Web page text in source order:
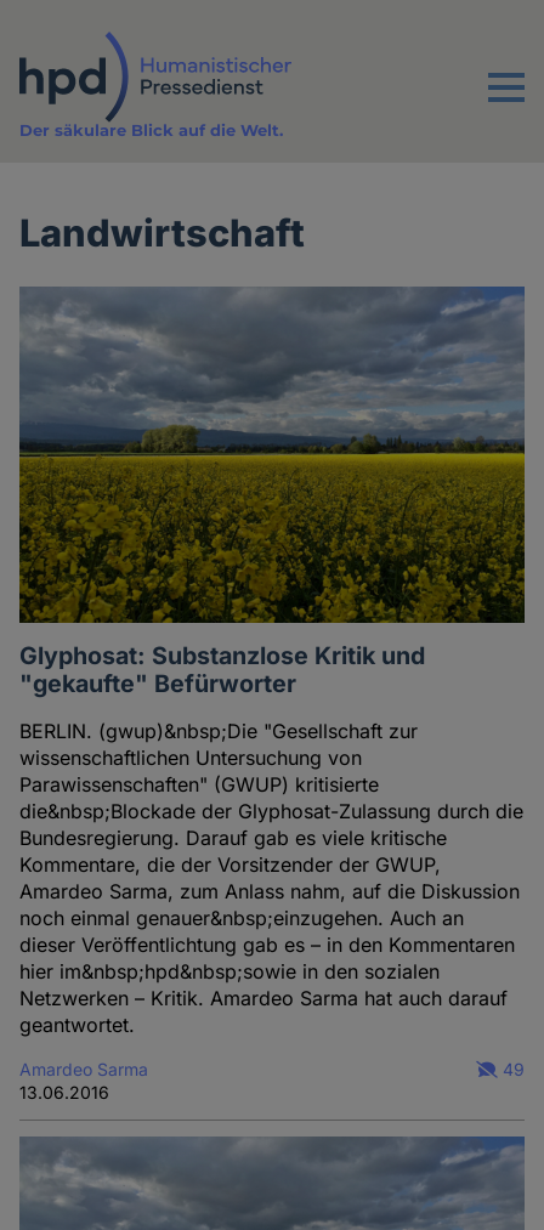
Inhalt
Menu
Der säkulare Blick auf die Welt.
Landwirtschaft
Glyphosat: Substanzlose Kritik und
"gekaufte" Befürworter
BERLIN. (gwup)&nbsp;Die "Gesellschaft zur
wissenschaftlichen Untersuchung von
Parawissenschaften" (GWUP) kritisierte
die&nbsp;Blockade der Glyphosat-Zulassung durch die
Bundesregierung. Darauf gab es viele kritische
Kommentare, die der Vorsitzender der GWUP,
Amardeo Sarma, zum Anlass nahm, auf die Diskussion
noch einmal genauer&nbsp;einzugehen. Auch an
dieser Veröffentlichtung gab es – in den Kommentaren
hier im&nbsp;hpd&nbsp;sowie in den sozialen
Netzwerken – Kritik. Amardeo Sarma hat auch darauf
geantwortet.
Amardeo Sarma
13.06.2016
49